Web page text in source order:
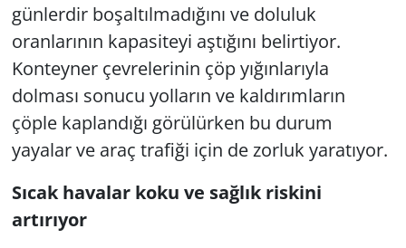
günlerdir boşaltılmadığını ve doluluk
oranlarının kapasiteyi aştığını belirtiyor.
Konteyner çevrelerinin çöp yığınlarıyla
dolması sonucu yolların ve kaldırımların
çöple kaplandığı görülürken bu durum
yayalar ve araç trafiği için de zorluk yaratıyor.
Sıcak havalar koku ve sağlık riskini
artırıyor